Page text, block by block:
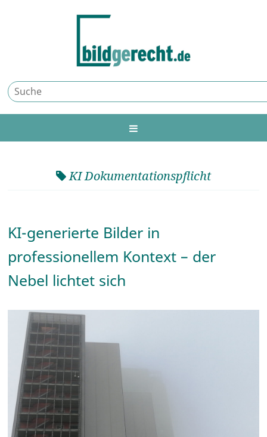
KI Dokumentationspflicht
KI-generierte Bilder in
professionellem Kontext – der
Nebel lichtet sich